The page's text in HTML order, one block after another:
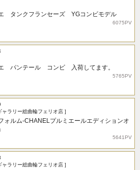
タンクフランセーズ YGコンビモデル
6075PV
パンテール コンビ 入荷してます。
5765PV
ャラリー総曲輪フェリオ店 ]
ォルム-CHANELプルミエールエディションオ
5641PV
ャラリー総曲輪フェリオ店 ]